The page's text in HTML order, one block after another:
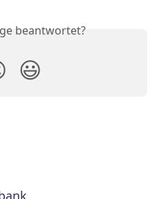
beantwortet?
😃